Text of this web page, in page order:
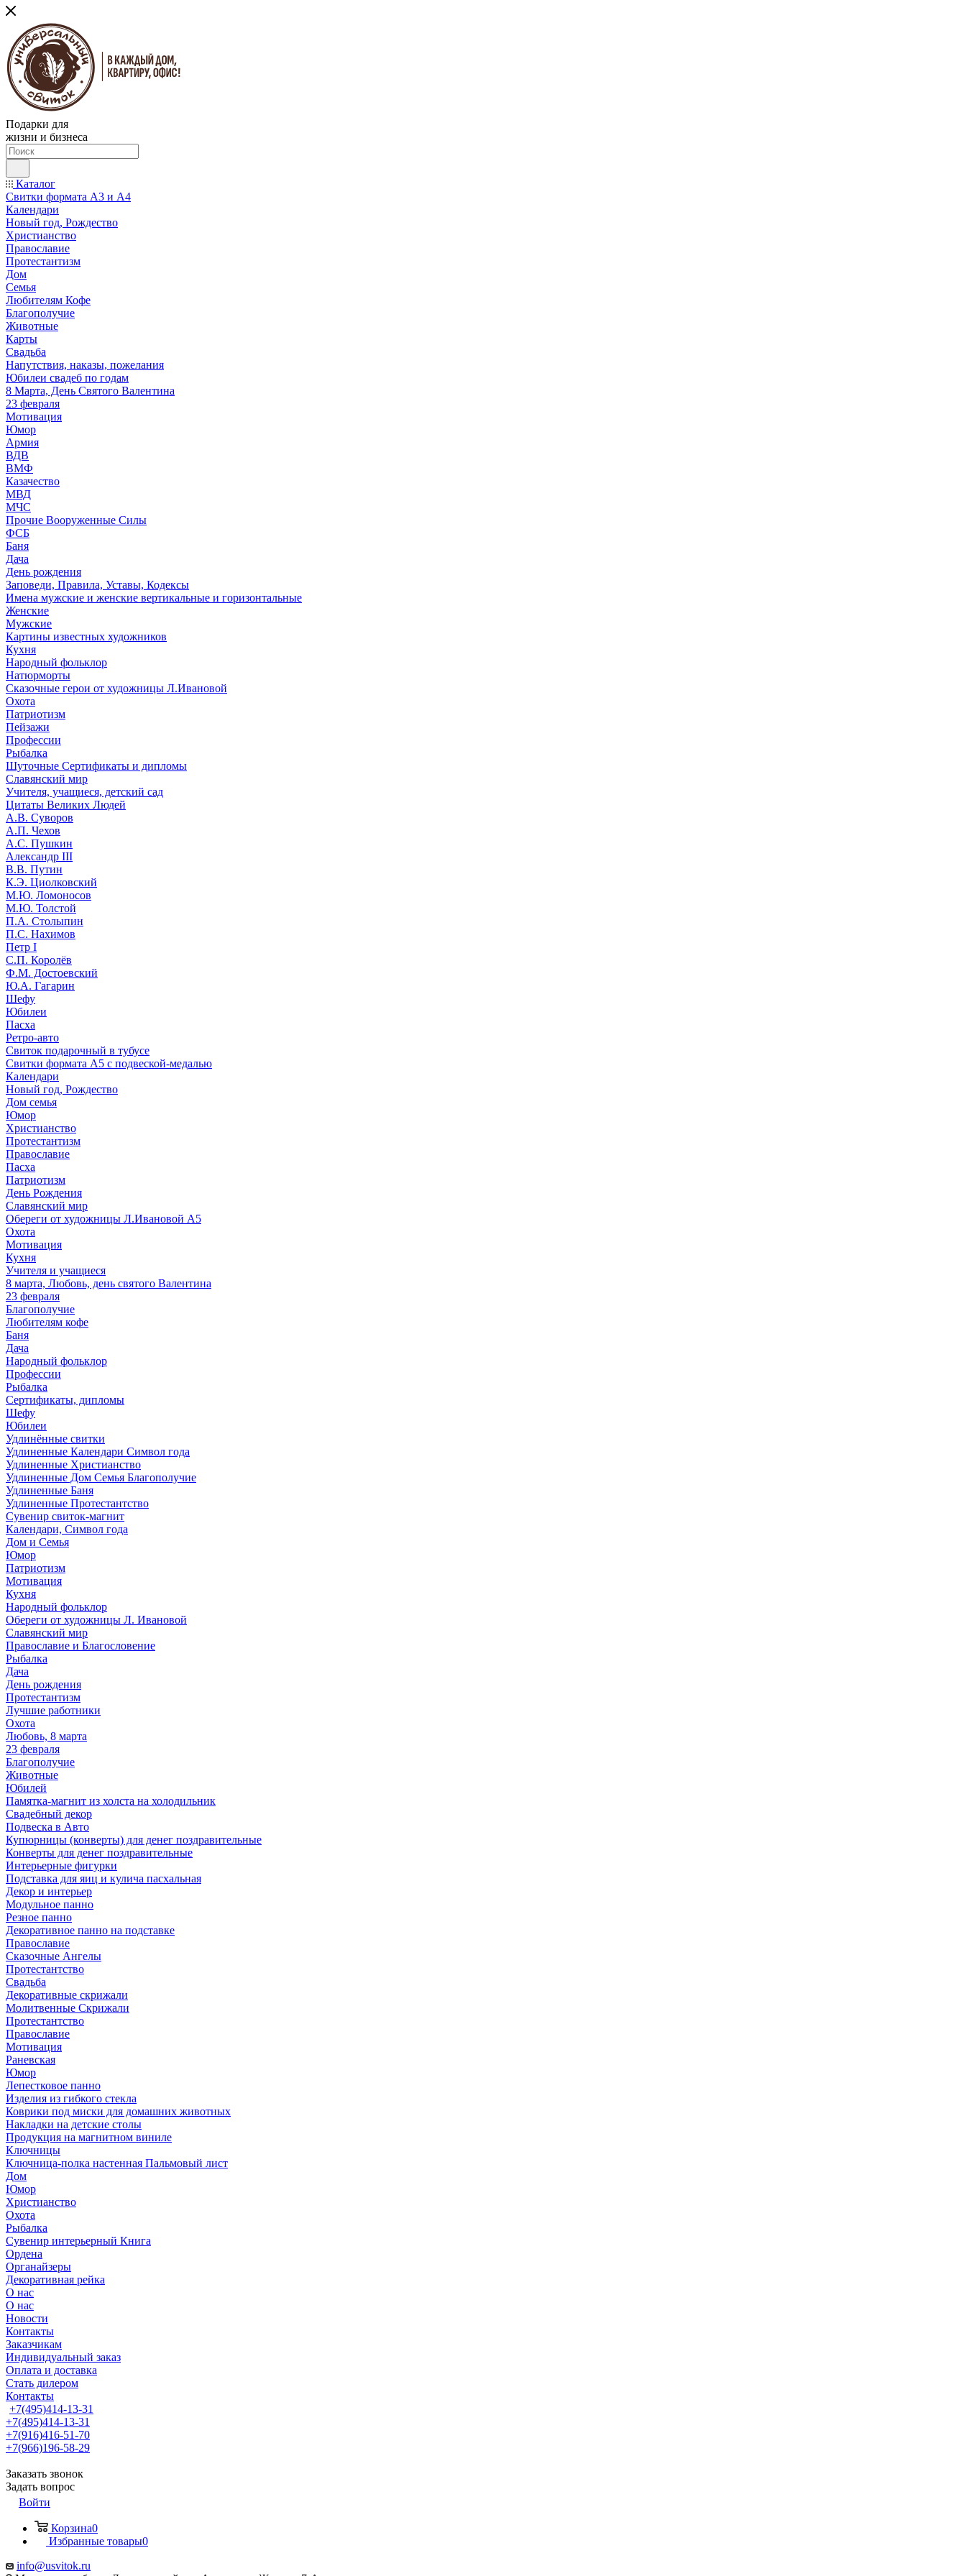
Подарки для
жизни и бизнеса
Каталог
Свитки формата А3 и А4
Календари
Новый год, Рождество
Христианство
Православие
Протестантизм
Дом
Семья
Любителям Кофе
Благополучие
Животные
Карты
Свадьба
Напутствия, наказы, пожелания
Юбилеи свадеб по годам
8 Марта, День Святого Валентина
23 февраля
Мотивация
Юмор
Армия
ВДВ
ВМФ
Казачество
МВД
МЧС
Прочие Вооруженные Силы
ФСБ
Баня
Дача
День рождения
Заповеди, Правила, Уставы, Кодексы
Имена мужские и женские вертикальные и горизонтальные
Женские
Мужские
Картины известных художников
Кухня
Народный фольклор
Натюрморты
Сказочные герои от художницы Л.Ивановой
Охота
Патриотизм
Пейзажи
Профессии
Рыбалка
Шуточные Сертификаты и дипломы
Славянский мир
Учителя, учащиеся, детский сад
Цитаты Великих Людей
А.В. Суворов
А.П. Чехов
А.С. Пушкин
Александр III
В.В. Путин
К.Э. Циолковский
М.Ю. Ломоносов
М.Ю. Толстой
П.А. Столыпин
П.С. Нахимов
Петр I
С.П. Королёв
Ф.М. Достоевский
Ю.А. Гагарин
Шефу
Юбилеи
Пасха
Ретро-авто
Свиток подарочный в тубусе
Свитки формата А5 с подвеской-медалью
Календари
Новый год, Рождество
Дом семья
Юмор
Христианство
Протестантизм
Православие
Пасха
Патриотизм
День Рождения
Славянский мир
Обереги от художницы Л.Ивановой А5
Охота
Мотивация
Кухня
Учителя и учащиеся
8 марта, Любовь, день святого Валентина
23 февраля
Благополучие
Любителям кофе
Баня
Дача
Народный фольклор
Профессии
Рыбалка
Сертификаты, дипломы
Шефу
Юбилеи
Удлинённые свитки
Удлиненные Календари Символ года
Удлиненные Христианство
Удлиненные Дом Семья Благополучие
Удлиненные Баня
Удлиненные Протестантство
Сувенир свиток-магнит
Календари, Символ года
Дом и Семья
Юмор
Патриотизм
Мотивация
Кухня
Народный фольклор
Обереги от художницы Л. Ивановой
Славянский мир
Православие и Благословение
Рыбалка
Дача
День рождения
Протестантизм
Лучшие работники
Охота
Любовь, 8 марта
23 февраля
Благополучие
Животные
Юбилей
Памятка-магнит из холста на холодильник
Свадебный декор
Подвеска в Авто
Купюрницы (конверты) для денег поздравительные
Конверты для денег поздравительные
Интерьерные фигурки
Подставка для яиц и кулича пасхальная
Декор и интерьер
Модульное панно
Резное панно
Декоративное панно на подставке
Православие
Сказочные Ангелы
Протестантство
Свадьба
Декоративные скрижали
Молитвенные Скрижали
Протестантство
Православие
Мотивация
Раневская
Юмор
Лепестковое панно
Изделия из гибкого стекла
Коврики под миски для домашних животных
Накладки на детские столы
Продукция на магнитном виниле
Ключницы
Ключница-полка настенная Пальмовый лист
Дом
Юмор
Христианство
Охота
Рыбалка
Сувенир интерьерный Книга
Ордена
Органайзеры
Декоративная рейка
О нас
О нас
Новости
Контакты
Заказчикам
Индивидуальный заказ
Оплата и доставка
Стать дилером
Контакты
+7(495)414-13-31
+7(495)414-13-31
+7(916)416-51-70
+7(966)196-58-29
Заказать звонок
Задать вопрос
Войти
Корзина0
Избранные товары0
info@usvitok.ru